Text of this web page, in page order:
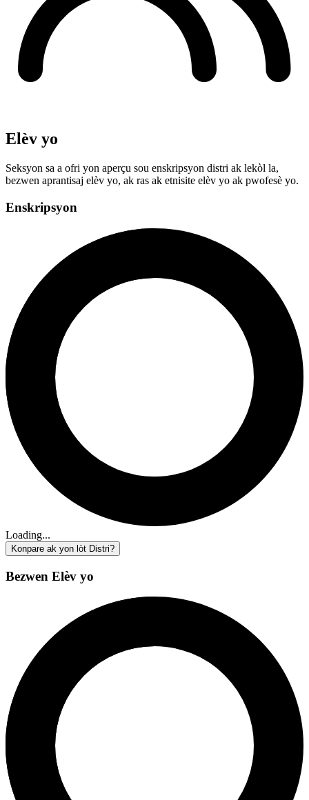
Elèv yo
Seksyon sa a ofri yon aperçu sou enskripsyon distri ak lekòl la,
bezwen aprantisaj elèv yo, ak ras ak etnisite elèv yo ak pwofesè yo.
Enskripsyon
Loading...
Konpare ak yon lòt Distri?
Bezwen Elèv yo